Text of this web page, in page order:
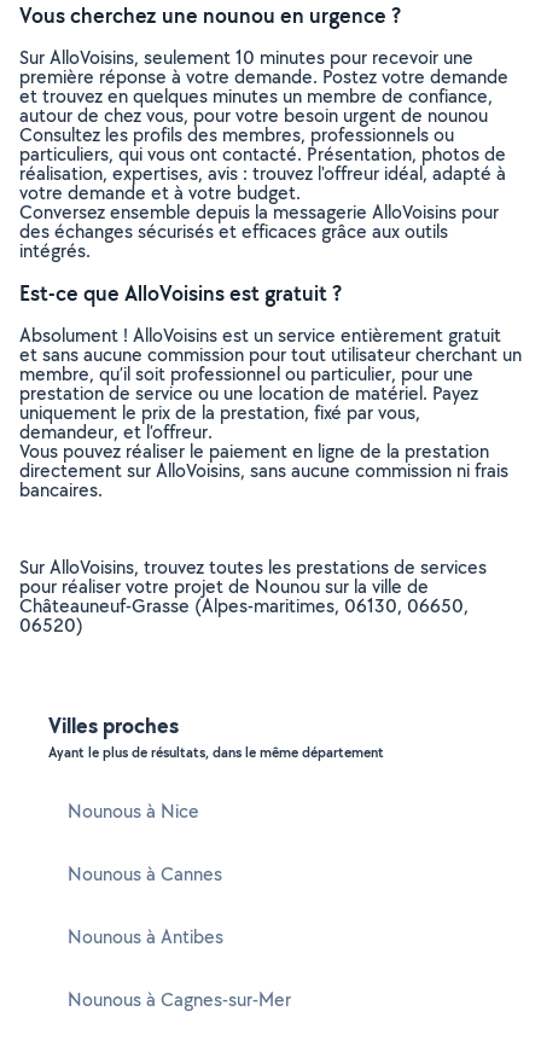
Vous cherchez une nounou en urgence ?
Sur AlloVoisins, seulement 10 minutes pour recevoir une
première réponse à votre demande. Postez votre demande
et trouvez en quelques minutes un membre de confiance,
autour de chez vous, pour votre besoin urgent de nounou
Consultez les profils des membres, professionnels ou
particuliers, qui vous ont contacté. Présentation, photos de
réalisation, expertises, avis : trouvez l'offreur idéal, adapté à
votre demande et à votre budget.
Conversez ensemble depuis la messagerie AlloVoisins pour
des échanges sécurisés et efficaces grâce aux outils
intégrés.
Est-ce que AlloVoisins est gratuit ?
Absolument ! AlloVoisins est un service entièrement gratuit
et sans aucune commission pour tout utilisateur cherchant un
membre, qu’il soit professionnel ou particulier, pour une
prestation de service ou une location de matériel. Payez
uniquement le prix de la prestation, fixé par vous,
demandeur, et l’offreur.
Vous pouvez réaliser le paiement en ligne de la prestation
directement sur AlloVoisins, sans aucune commission ni frais
bancaires.
Sur AlloVoisins, trouvez toutes les prestations de services
pour réaliser votre projet de Nounou sur la ville de
Châteauneuf-Grasse (Alpes-maritimes, 06130, 06650,
06520)
Villes proches
Ayant le plus de résultats, dans le même département
Nounous à Nice
Nounous à Cannes
Nounous à Antibes
Nounous à Cagnes-sur-Mer